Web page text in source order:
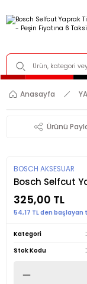
Anasayfa
Ürünü
BOSCH AKSESUAR
Bosch Selfcut
325,00 TL
54,17 TL den
Kategori
Stok Kodu